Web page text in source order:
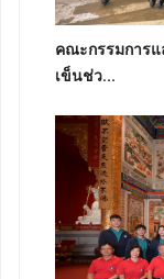
คณะกรรมการ
เข็นช่ว...